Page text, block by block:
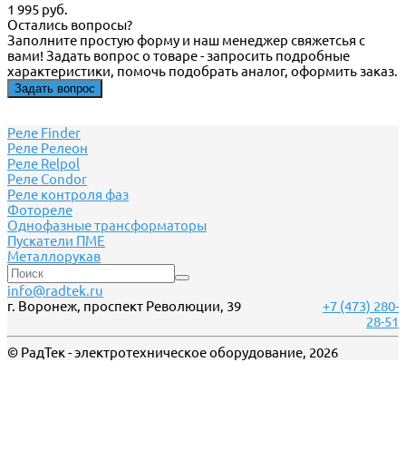
1 995 руб.
Остались вопросы?
Заполните простую форму и наш менеджер свяжетсья с
вами! Задать вопрос о товаре - запросить подробные
характеристики, помочь подобрать аналог, оформить заказ.
Задать вопрос
Реле Finder
Реле Релеон
Реле Relpol
Реле Сondor
Реле контроля фаз
Фотореле
Однофазные трансформаторы
Пускатели ПМЕ
Металлорукав
info@radtek.ru
г. Воронеж, проспект Революции, 39
+7 (473) 280-
28-51
© РадТек - электротехническое оборудование, 2026